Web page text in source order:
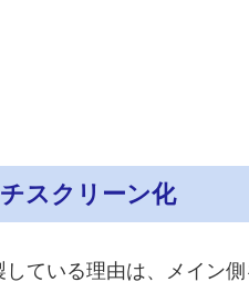
スクリーン化
ている理由は、メイン側